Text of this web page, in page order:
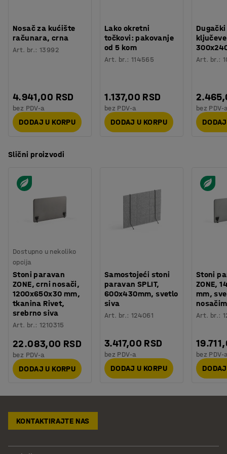
Nosač za kućište
računara, crna
Art. br.:13992
4.941,00 RSD
bez PDV-a
DODAJ U KORPU
Lako okretni
točkovi: pakovanje
od 5 kom
Art. br.: 114565
1.137,00 RSD
bez PDV-a
DODAJ U KORPU
Art. br.:
bez PDV-
Slični proizvodi
Dostupno u nekoliko
opcija
Stoni paravan
ZONE, crni nosači,
1200x650x30 mm,
tkanina Rivet,
srebrno siva
Art. br.:1210315
22.083,00 RSD
bez PDV-a
DODAJ U KORPU
Samostojeći stoni
paravan SPLIT,
600x430mm, svetlo
siva
Art. br.: 124061
3.417,00 RSD
bez PDV-a
DODAJ U KORPU
Stoni
ZONE,
mm,
Art. br.:
bez PDV-
KONTAKTIRAJTE NAS